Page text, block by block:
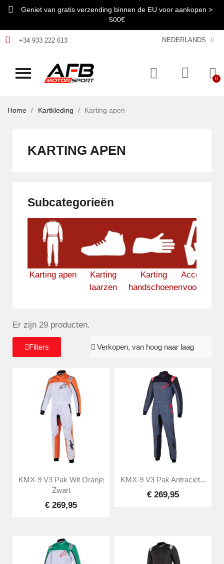
Geniet van gratis verzending binnen de EU voor aankopen >
500€
+34 933 222 613 NEDERLANDS
Home Kartkleding Karting apen
KARTING APEN
Subcategorieën
Karting apen
Karting
laarzen
Karting
handschoenenvoor
Er zijn 29 producten.
Filters
KMX-9 V3 Pak Wit Oranje
Zwart
€ 269,95
KMX-9 V3 Pak Antraciet...
€ 269,95